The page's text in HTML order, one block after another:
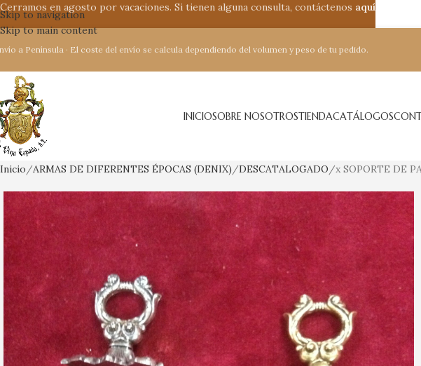
Skip to navigation
Skip to main content
a Península · El coste del envío se calcula dependiendo del volumen y peso de tu pedido.
INICIOSOBRE NOSOTROSTIENDACATÁLOGOS
Inicio ARMAS DE DIFERENTES ÉPOCAS (DENIX) DESCATALOGADO x SOPORTE DE
Cerramos en agosto por vacaciones. Si tienen alguna consulta, contáctenos aquí